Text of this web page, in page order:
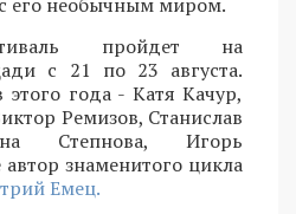
пройдет на
с 21 по 23 августа.
года - Катя Качур,
Ремизов, Станислав
Степнова, Игорь
знаменитого цикла
Емец.